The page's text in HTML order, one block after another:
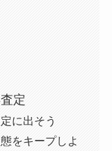
定
に出そう
をキープしよ